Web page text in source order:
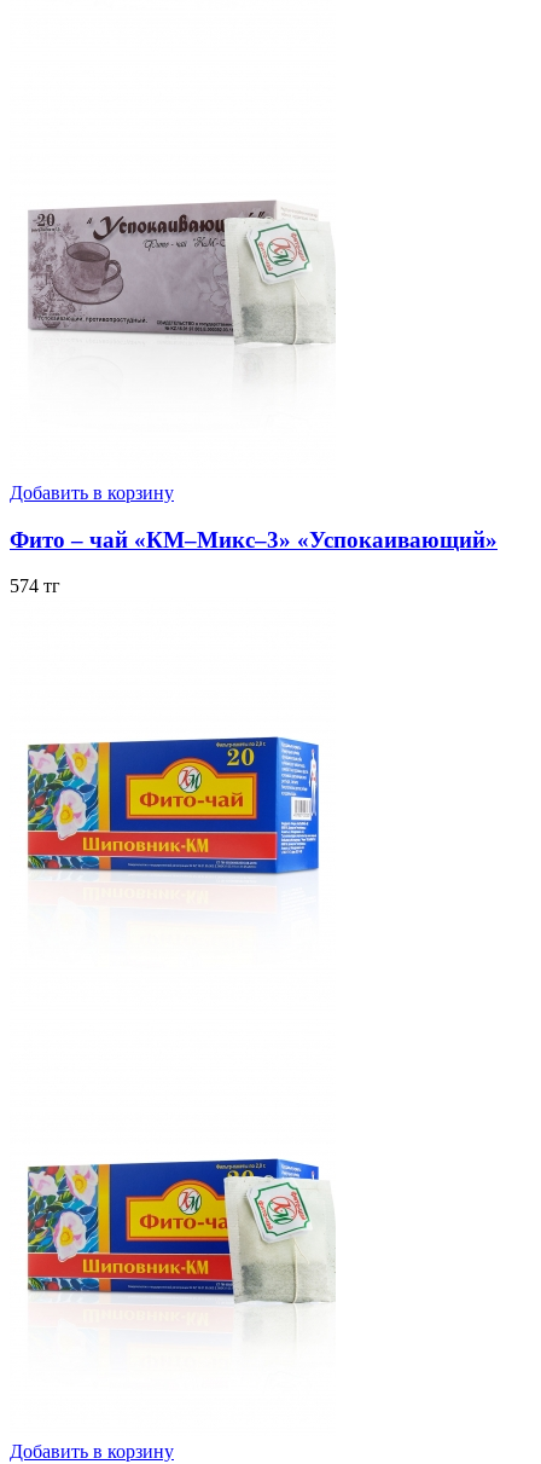
Добавить в корзину
Фито – чай «КМ–Микс–3» «Успокаивающий»
574 тг
Добавить в корзину